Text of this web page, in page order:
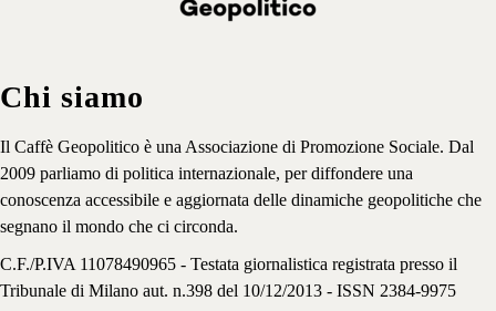
Chi siamo
Il Caffè Geopolitico è una Associazione di Promozione Sociale. Dal
2009 parliamo di politica internazionale, per diffondere una
conoscenza accessibile e aggiornata delle dinamiche geopolitiche che
segnano il mondo che ci circonda.
C.F./P.IVA 11078490965 - Testata giornalistica registrata presso il
Tribunale di Milano aut. n.398 del 10/12/2013 - ISSN 2384-9975